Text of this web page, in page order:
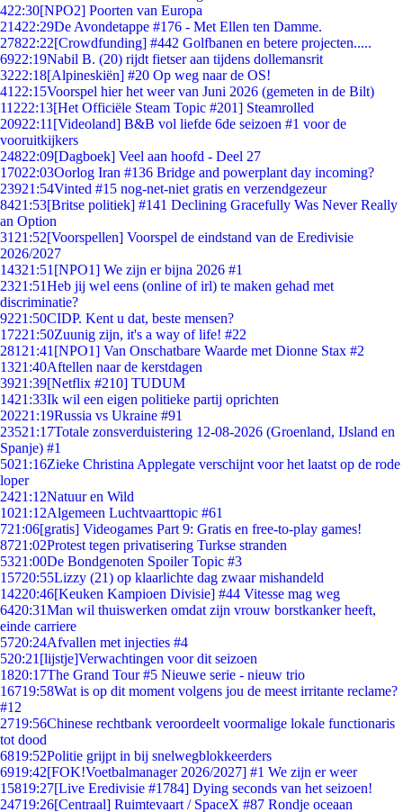
422:30[NPO2] Poorten van Europa
21422:29De Avondetappe #176 - Met Ellen ten Damme.
27822:22[Crowdfunding] #442 Golfbanen en betere projecten.....
6922:19Nabil B. (20) rijdt fietser aan tijdens dollemansrit
3222:18[Alpineskiën] #20 Op weg naar de OS!
41 22:15Voorspel hier het weer van Juni 2026 (gemeten in de Bilt)
11222:13[Het Officiële Steam Topic #201] Steamrolled
20922:11 [Videoland] B&B vol liefde 6de seizoen #1 voor de
vooruitkijkers
24822:09[Dagboek] Veel aan hoofd - Deel 27
17022:03Oorlog Iran #136 Bridge and powerplant day incoming?
23921:54Vinted #15 nog-net-niet gratis en verzendgezeur
8421:53[Britse politiek] #141 Declining Gracefully Was Never Really
an Option
31 21:52[Voorspellen] Voorspel de eindstand van de Eredivisie
2026/2027
14321:51 [NPO1] We zijn er bijna 2026 #1
2321:51Heb jij wel eens (online of irl) te maken gehad met
discriminatie?
9221:50CIDP. Kent u dat, beste mensen?
17221:50Zuunig zijn, it's a way of life! #22
281 21:41 [NPO1] Van Onschatbare Waarde met Dionne Stax #2
1321:40Aftellen naar de kerstdagen
3921:39[Netflix #210] TUDUM
1421:33Ik wil een eigen politieke partij oprichten
20221:19Russia vs Ukraine #91
23521:17Totale zonsverduistering 12-08-2026 (Groenland, IJsland en
Spanje) #1
5021:16Zieke Christina Applegate verschijnt voor het laatst op de rode
loper
2421:12Natuur en Wild
1021:12Algemeen Luchtvaarttopic #61
721:06[gratis] Videogames Part 9: Gratis en free-to-play games!
8721:02Protest tegen privatisering Turkse stranden
5321:00De Bondgenoten Spoiler Topic #3
15720:55Lizzy (21) op klaarlichte dag zwaar mishandeld
14220:46[Keuken Kampioen Divisie] #44 Vitesse mag weg
6420:31Man wil thuiswerken omdat zijn vrouw borstkanker heeft,
einde carriere
5720:24Afvallen met injecties #4
520:21 [lijstje]Verwachtingen voor dit seizoen
1820:17The Grand Tour #5 Nieuwe serie - nieuw trio
16719:58Wat is op dit moment volgens jou de meest irritante reclame?
#12
2719:56Chinese rechtbank veroordeelt voormalige lokale functionaris
tot dood
6819:52Politie grijpt in bij snelwegblokkeerders
6919:42[FOK!Voetbalmanager 2026/2027] #1 We zijn er weer
15819:27[Live Eredivisie #1784] Dying seconds van het seizoen!
24719:26[Centraal] Ruimtevaart / SpaceX #87 Rondje oceaan